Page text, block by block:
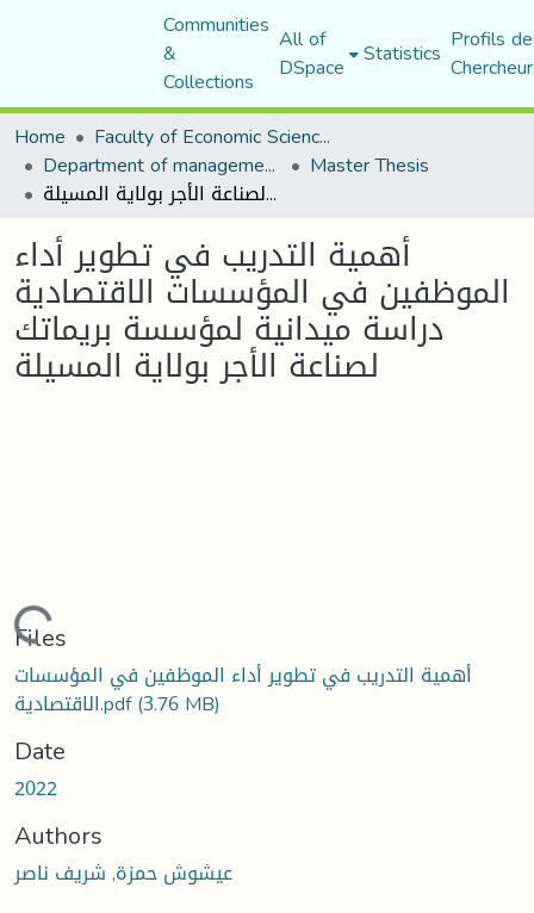
Communities
&
Collections
All of
DSpace Statistics Profils
Home
Faculty of Economic Sciences, Commerce and Management Sciences
Department of management sciences Master Thesis
أهمية التدريب في تطوير أداء الموظفين في المؤسسات الاقتصادية دراسة ميدانية لمؤسسة بريماتك لصناعة الأجر بولاية المسيلة
أهمية التدريب في تطوير أداء
الموظفين في المؤسسات الاقتصادية
دراسة ميدانية لمؤسسة بريماتك
لصناعة الأجر بولاية المسيلة
Loading...
Files
أهمية التدريب في تطوير أداء الموظفين في المؤسسات
الاقتصادية.pdf(3.76 MB)
Date
2022
Authors
عيشوش حمزة, شريف ناصر